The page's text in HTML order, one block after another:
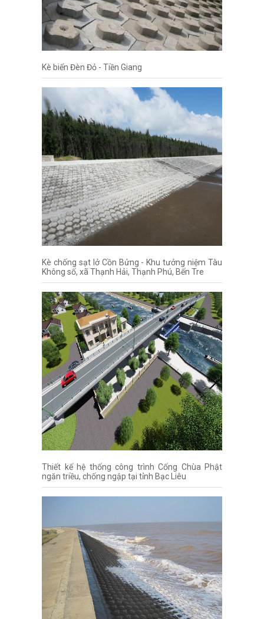
Kè biển Đèn Đỏ - Tiền Giang
Kè chống sạt lở Cồn Bửng - Khu tưởng niệm Tàu
Không số, xã Thạnh Hải, Thạnh Phú, Bến Tre
Thiết kế hệ thống công trình Cống Chùa Phật
ngăn triều, chống ngập tại tỉnh Bạc Liêu